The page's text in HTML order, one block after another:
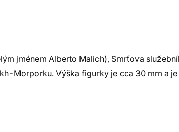
jménem Alberto Malich), Smrťova
Morporku. Výška figurky je cca 30 mm a je